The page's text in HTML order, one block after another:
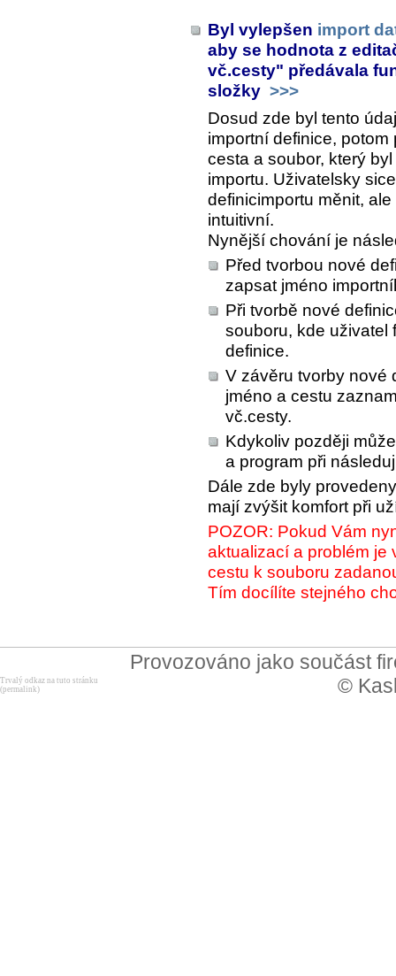
Byl vylepšen import
aby se hodnota z
vč.cesty" předávala
složky >>>
Dosud zde byl tento
importní definice,
cesta a soubor, který
importu. Uživatelsky
definicimportu měnit,
intuitivní.
Nynější chování je
Před tvorbou nové
zapsat jméno
Při tvorbě nové
souboru, kde uživatel
definice.
V závěru tvorby nové
jméno a cestu
vč.cesty.
Kdykoliv později
a program při
Dále zde byly
mají zvýšit komfort při
POZOR: Pokud Vám
aktualizací a problém je
cestu k souboru
Tím docílíte stejného
Provozováno jako součást
©
Trvalý odkaz na tuto stránku
(permalink)